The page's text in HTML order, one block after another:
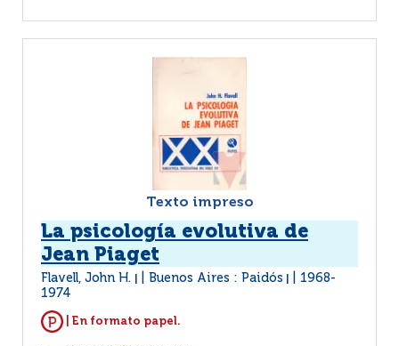
Texto impreso
La psicología evolutiva de
Jean Piaget
Flavell, John H. Buenos Aires : Paidós
1968-
1974
| En formato papel.